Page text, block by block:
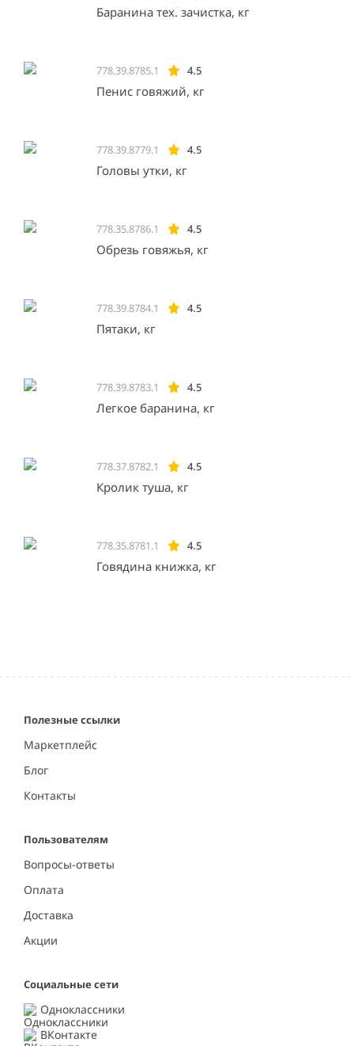
Баранина тех. зачистка, кг
778.39.8785.1 4.5
Пенис говяжий, кг
778.39.8779.1 4.5
Головы утки, кг
778.35.8786.1 4.5
Обрезь говяжья, кг
778.39.8784.1 4.5
Пятаки, кг
778.39.8783.1 4.5
Легкое баранина, кг
778.37.8782.1 4.5
Кролик туша, кг
778.35.8781.1 4.5
Говядина книжка, кг
Полезные ссылки
Маркетплейс
Блог
Контакты
Пользователям
Вопросы-ответы
Оплата
Доставка
Акции
Социальные сети
Одноклассники
ВКонтакте